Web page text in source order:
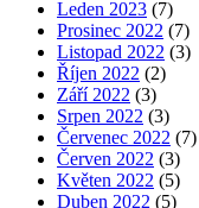
Leden 2023 (7)
Prosinec 2022 (7)
Listopad 2022 (3)
Říjen 2022 (2)
Září 2022 (3)
Srpen 2022 (3)
Červenec 2022 (7)
Červen 2022 (3)
Květen 2022 (5)
Duben 2022 (5)